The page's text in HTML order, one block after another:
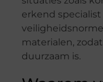
erkend
materialen,
duurzaam is.